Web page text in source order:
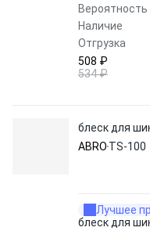
Вероятность
Наличие
Отгрузка
508 ₽
534 ₽
блеск для
ABRO TS-100
Лучшее
блеск для